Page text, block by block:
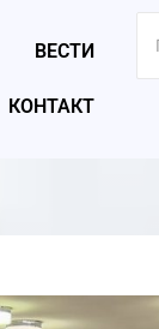
ВЕСТИ
КОНТАКТ